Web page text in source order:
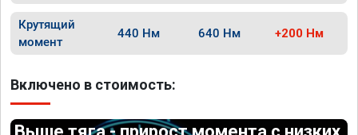
Крутящий
момент
440 Нм 640 Нм +200 Нм
Включено в стоимость: